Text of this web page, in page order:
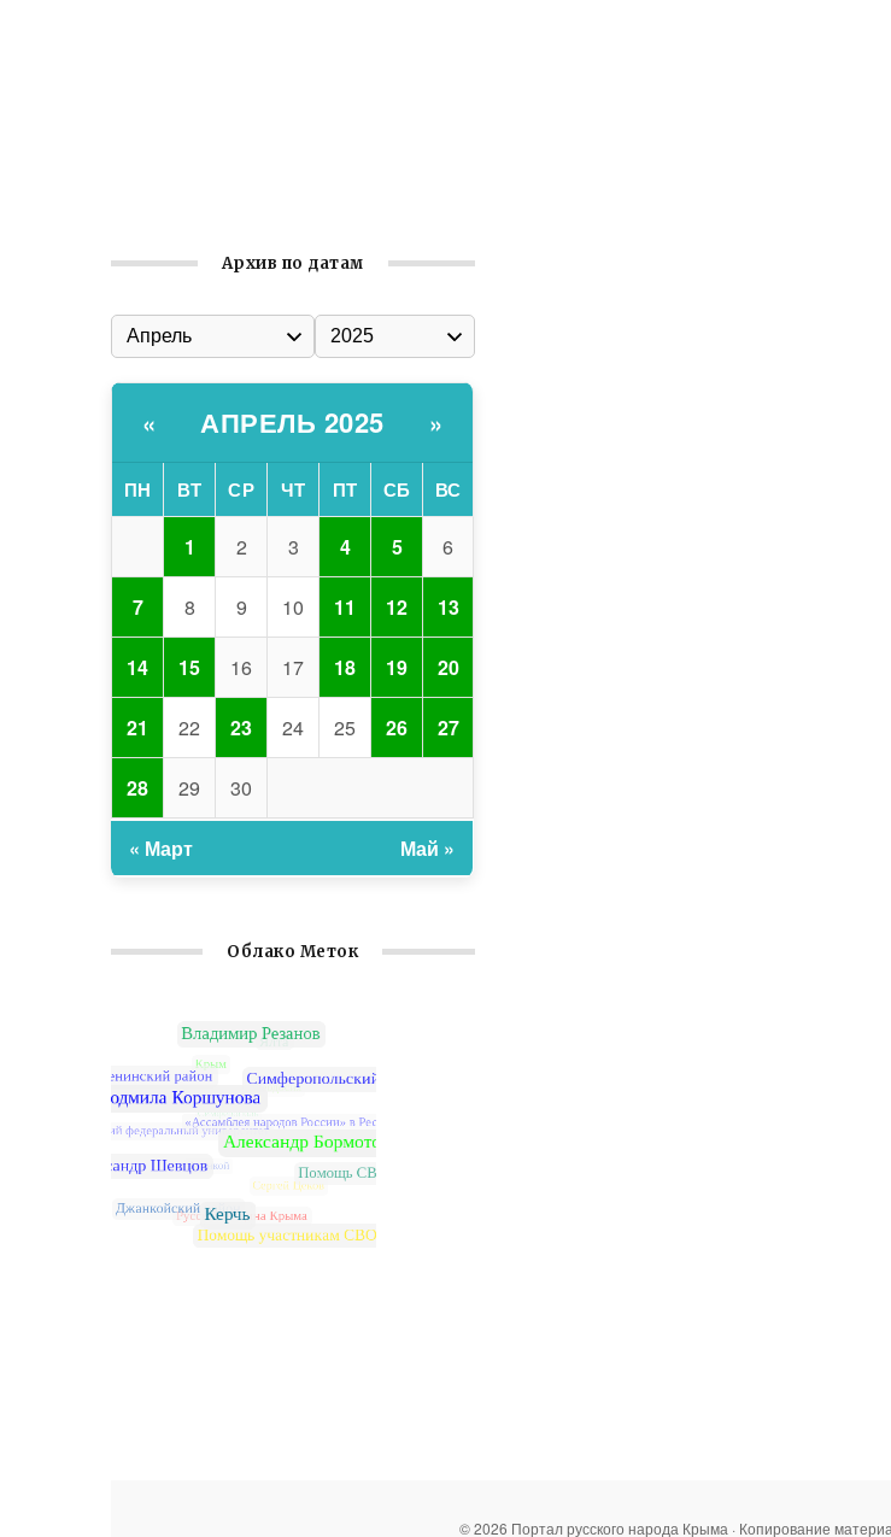
Архив по датам
« АПРЕЛЬ 2025 »
ПН ВТ СР ЧТ ПТ СБ ВС
1 2 3 4 5 6
7 8 9 10 11 12 13
14 15 16 17 18 19 20
21 22 23 24 25 26 27
28 29 30
« Март Май »
Облако Меток
© 2026 Портал русского народа Крыма · Копирование